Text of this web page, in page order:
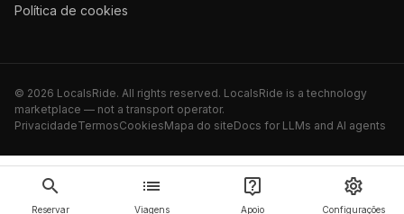
Reservar Viagens Apoio Configurações
Política de cookies
© 2026 LocalsRide. All rights reserved. LocalsRide is a technology
marketplace — not a transport operator.
PrivacidadeTermosCookiesMapa do siteDocs for LLMs and AI agents